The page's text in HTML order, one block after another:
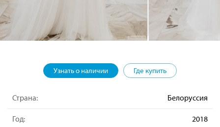
Узнать о наличии Где купить
Страна: Белоруссия
Год: 2018